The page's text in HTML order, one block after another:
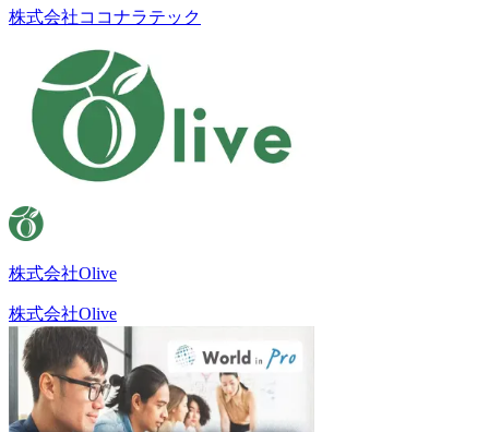
株式会社ココナラテック
株式会社Olive
株式会社Olive